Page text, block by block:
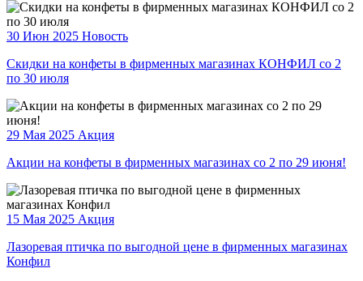
30 Июн 2025 Новость
Скидки на конфеты в фирменных магазинах КОНФИЛ со 2
по 30 июля
29 Мая 2025 Акция
Акции на конфеты в фирменных магазинах со 2 по 29 июня!
15 Мая 2025 Акция
Лазоревая птичка по выгодной цене в фирменных магазинах
Конфил